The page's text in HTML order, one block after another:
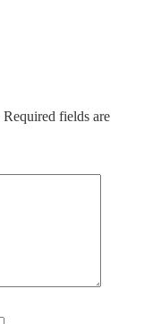
Required fields are